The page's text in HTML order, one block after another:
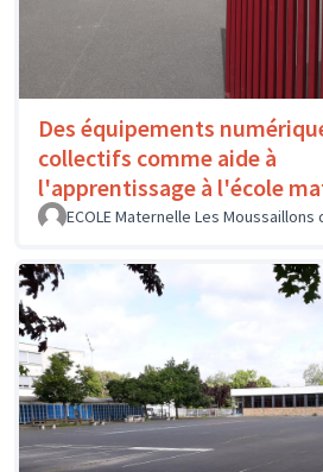
Des équipements
collectifs comme aide à
l'apprentissage à l'école
ECOLE Maternelle Les Moussaillons